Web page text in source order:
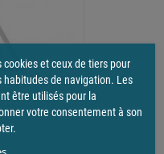
et ceux de tiers pour
habitudes de navigation. Les
être utilisés pour la
votre consentement à son